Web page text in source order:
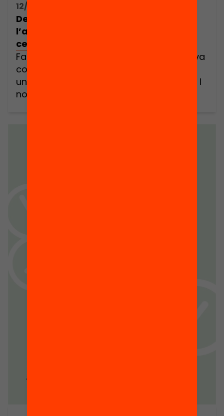
12/11/2021 09:30h - 13:30h
Del currículum a l’aula. Fer realitat
l’aprenentatge competencial als
centres educatius
Fa molts anys que la comunitat educativa
comparteix la necessitat de fer realitat
una educació basada en competències. I
no són pocs els centres educatius que